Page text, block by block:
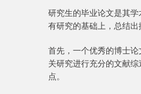
研究生的毕业论文是其
有研究的基础上，总结出
首先，一个优秀的博士
关研究进行充分的文献
点。